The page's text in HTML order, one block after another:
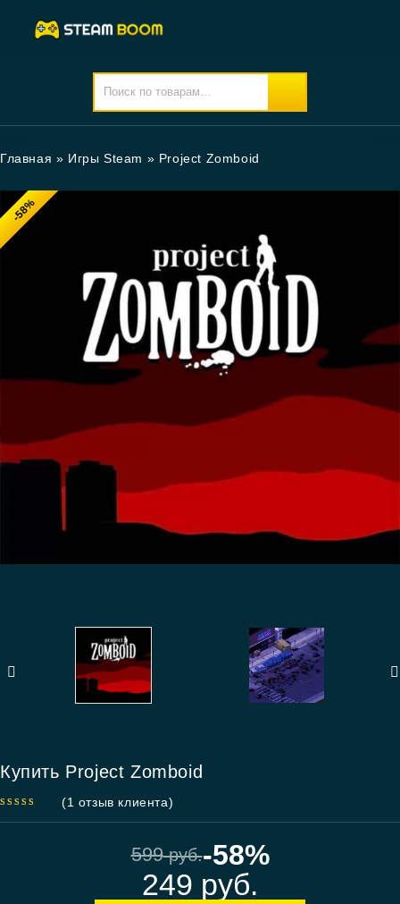
Главная » Игры Steam » Project Zomboid
-58%
Купить Project Zomboid
(1 отзыв клиента)
599руб.-58%
249 руб.